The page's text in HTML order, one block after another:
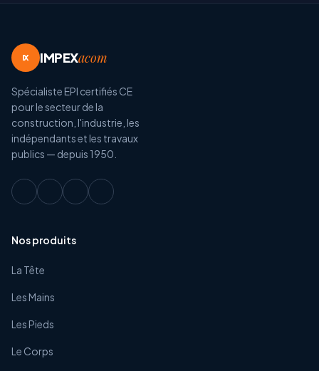
IX IMPEXacom
Spécialiste EPI certifiés CE
pour le secteur de la
construction, l'industrie, les
indépendants et les travaux
publics — depuis 1950.
Nos produits
La Tête
Les Mains
Les Pieds
Le Corps